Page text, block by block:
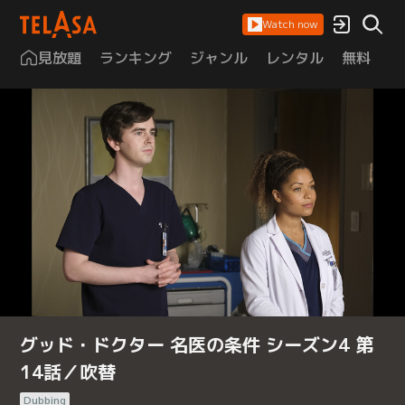
Watch now
見放題 ランキング ジャンル レンタル 無料
グッド・ドクター 名医の条件 シーズン4 第
14話／吹替
Dubbing